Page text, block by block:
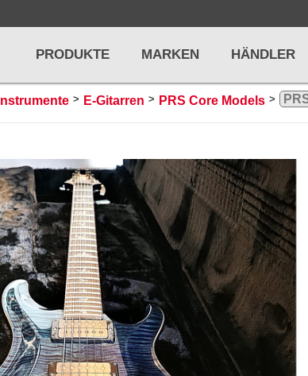
PRODUKTE
Notenständer und Pulte
Metronome und Taktelle
Stimmgabeln und Stimmgeräte
... mehr
DRUMS & PERCUSSION
MARKEN HÄNDLER
> E-Gitarren > PRS Core Models >